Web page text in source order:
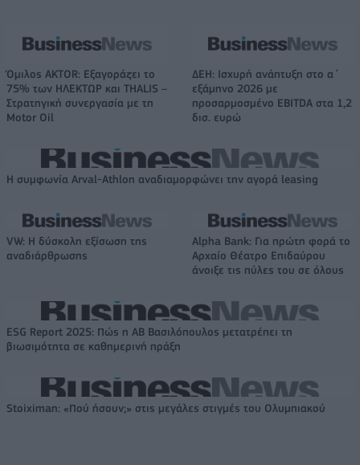
Όμιλος AKTOR: Εξαγοράζει το
75% των ΗΛΕΚΤΩΡ και THALIS –
Στρατηγική συνεργασία με τη
Motor Oil
ΔΕΗ: Ισχυρή ανάπτυξη στο α΄
εξάμηνο 2026 με
προσαρμοσμένο EBITDA στα 1,2
δισ. ευρώ
Η συμφωνία Arval-Athlon αναδιαμορφώνει την αγορά leasing
VW: Η δύσκολη εξίσωση της
αναδιάρθρωσης
Alpha Bank: Για πρώτη φορά το
Αρχαίο Θέατρο Επιδαύρου
άνοιξε τις πύλες του σε όλους
ESG Report 2025: Πώς η ΑΒ Βασιλόπουλος μετατρέπει τη
βιωσιμότητα σε καθημερινή πράξη
Stoiximan: «Πού ήσουν;» στις μεγάλες στιγμές του Ολυμπιακού